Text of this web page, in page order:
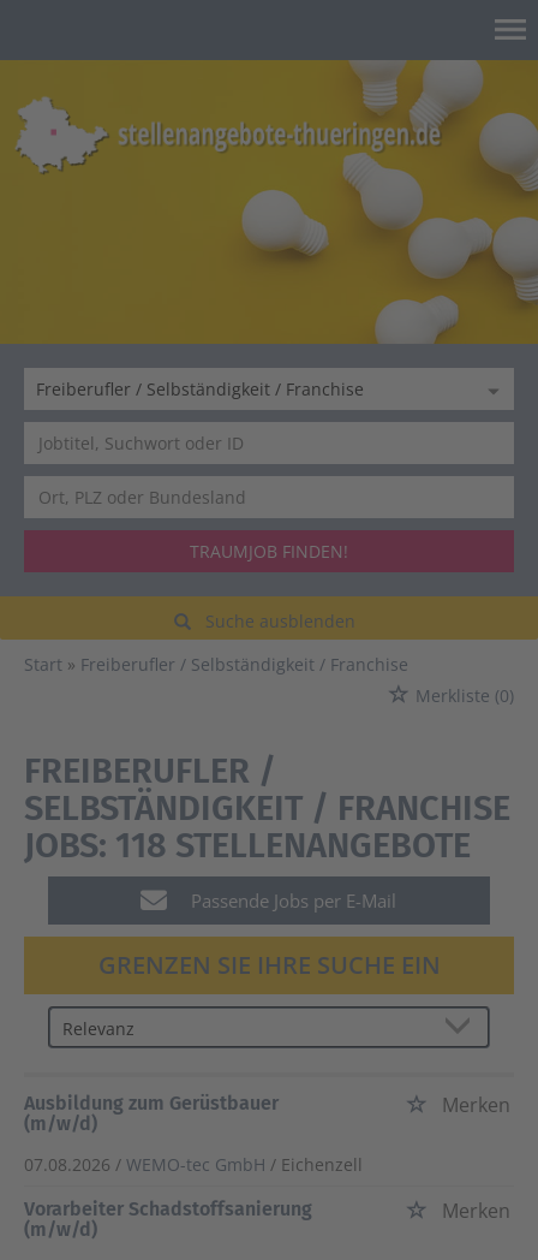
TRAUMJOB FINDEN!
Suche ausblenden
Start
Freiberufler / Selbständigkeit / Franchise
Merkliste (0)
FREIBERUFLER /
SELBSTÄNDIGKEIT / FRANCHISE
JOBS: 118 STELLENANGEBOTE
Passende Jobs per E-Mail
GRENZEN SIE IHRE SUCHE EIN
Ausbildung zum Gerüstbauer
(m/w/d)
Merken
07.08.2026 / WEMO-tec GmbH / Eichenzell
Vorarbeiter Schadstoffsanierung
(m/w/d)
Merken